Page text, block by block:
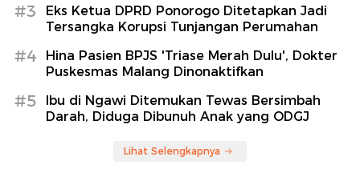
#3
Eks Ketua DPRD Ponorogo Ditetapkan Jadi
Tersangka Korupsi Tunjangan Perumahan
#4
Hina Pasien BPJS 'Triase Merah Dulu', Dokter
Puskesmas Malang Dinonaktifkan
#5
Ibu di Ngawi Ditemukan Tewas Bersimbah
Darah, Diduga Dibunuh Anak yang ODGJ
Lihat Selengkapnya